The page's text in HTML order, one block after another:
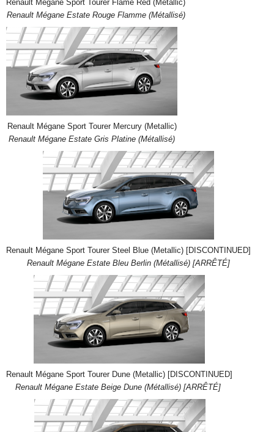
Renault Mégane Sport Tourer Flame Red (Metallic)
Renault Mégane Estate Rouge Flamme (Métallisé)
Renault Mégane Sport Tourer Mercury (Metallic)
Renault Mégane Estate Gris Platine (Métallisé)
Renault Mégane Sport Tourer Steel Blue (Metallic) [DISCONTINUED]
Renault Mégane Estate Bleu Berlin (Métallisé) [ARRÊTÉ]
Renault Mégane Sport Tourer Dune (Metallic) [DISCONTINUED]
Renault Mégane Estate Beige Dune (Métallisé) [ARRÊTÉ]